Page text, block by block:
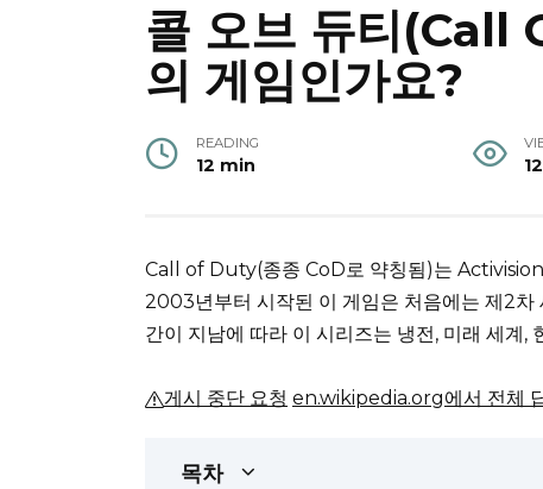
콜 오브 듀티(Call
의 게임인가요?
READING
12 min 12
Call of Duty(종종 CoD로 약칭됨)는
2003년부터 시작된 이 게임은 처음에는 제2차
간이 지남에 따라 이 시리즈는 냉전, 미래 세계,
게시 중단 요청 en.wikipedia.org에서 전체
목차